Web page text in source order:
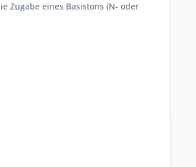
Zugabe eines Basistons (N- oder